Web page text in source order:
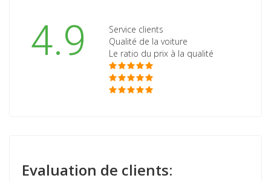
4.9
Service clients
Qualité de la voiture
Le ratio du prix à la qualité
Evaluation de clients: